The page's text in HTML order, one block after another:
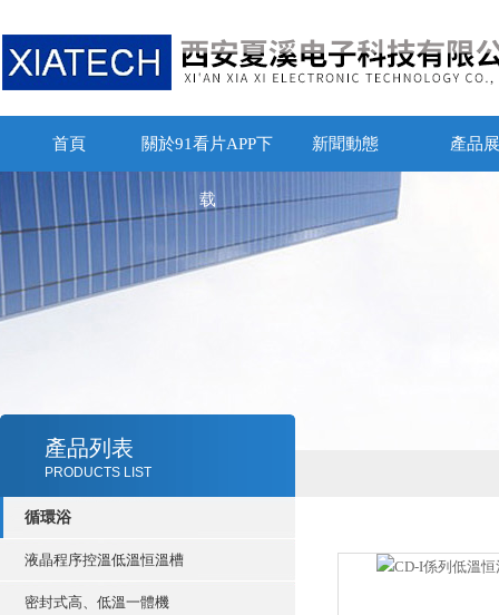
首頁 關於91看片APP下
载
新聞動態 產品
產品列表
PRODUCTS LIST
循環浴
液晶程序控溫低溫恒溫槽
密封式高、低溫一體機